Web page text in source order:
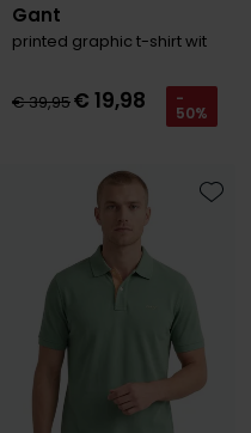
Gant
printed graphic t-shirt wit
€ 39,95€ 19,98 -
50%
aan favorieten